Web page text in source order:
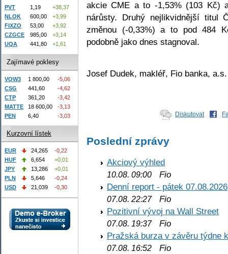
akcie CME a to -1,53% (103 Kč)
nárůsty. Druhý nejlikvidnější titul
změnou (-0,33%) a to pod 484
podobně jako dnes stagnoval.
Josef Dudek, makléř, Fio banka, a.s.
Diskutovat
Poslední zprávy
Akciový výhled
10.08. 09:00 Fio
Denní report - pátek 07.08.2026
07.08. 22:27Fio
Pozitivní vývoj na Wall Street
07.08. 19:37Fio
Pražská burza v závěru týdne
07.08. 16:52 Fio
PVT 1,19
+38,37
NLOK
600,00
+3,99
FIXZO
53,00
+3,92
CZGCE
985,00
+3,14
UQA
441,80 +1,61
Zajímavé poklesy
VOW3 1 800,00
-5,06
CSG
441,60
-4,62
CTP
361,20
-3,42
MATTE
18 600,00
-3,13
PEN
6,40 -3,03
Kurzovní lístek
EUR 24,265
-0,22
HUF
6,654
+0,01
JPY
13,286
+0,01
PLN
5,646
-0,24
USD
21,039 -0,30